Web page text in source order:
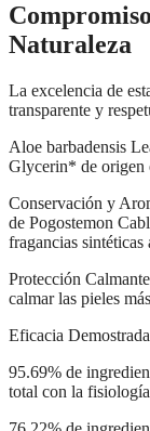
Naturaleza
La excelencia de
transparente y
Aloe barbadensis
Glycerin* de origen
Conservación y
de Pogostemon
fragancias sintéticas
Protección
calmar las pieles
Eficacia
95.69% de
total con la